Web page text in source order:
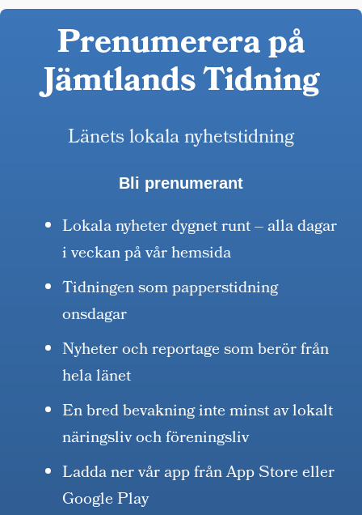
Prenumerera på
Jämtlands Tidning
Länets lokala nyhetstidning
Bli prenumerant
Lokala nyheter dygnet runt – alla dagar
i veckan på vår hemsida
Tidningen som papperstidning
onsdagar
Nyheter och reportage som berör från
hela länet
En bred bevakning inte minst av lokalt
näringsliv och föreningsliv
Ladda ner vår app från App Store eller
Google Play